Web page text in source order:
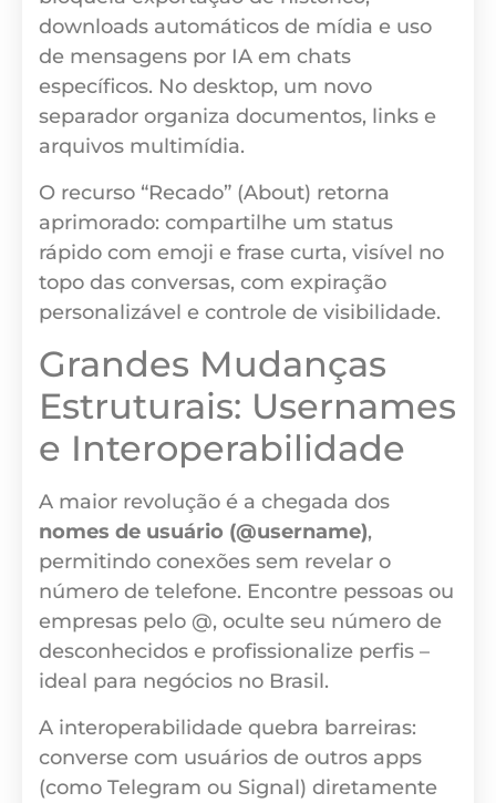
downloads automáticos de mídia e uso
de mensagens por IA em chats
específicos. No desktop, um novo
separador organiza documentos, links e
arquivos multimídia.
O recurso “Recado” (About) retorna
aprimorado: compartilhe um status
rápido com emoji e frase curta, visível no
topo das conversas, com expiração
personalizável e controle de visibilidade.
Grandes Mudanças
Estruturais: Usernames
e Interoperabilidade
A maior revolução é a chegada dos
nomes de usuário (@username),
permitindo conexões sem revelar o
número de telefone. Encontre pessoas ou
empresas pelo @, oculte seu número de
desconhecidos e profissionalize perfis –
ideal para negócios no Brasil.
A interoperabilidade quebra barreiras:
converse com usuários de outros apps
(como Telegram ou Signal) diretamente